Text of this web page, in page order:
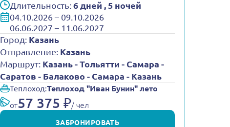
Длительность: 6 дней , 5 ночей
04.10.2026 – 09.10.2026
06.06.2027 – 11.06.2027
Город: Казань
Отправление: Казань
Маршрут: Казань - Тольятти - Самара -
Саратов - Балаково - Самара - Казань
Теплоход:Теплоход "Иван Бунин" лето
от57 375 ₽/ чел
ЗАБРОНИРОВАТЬ